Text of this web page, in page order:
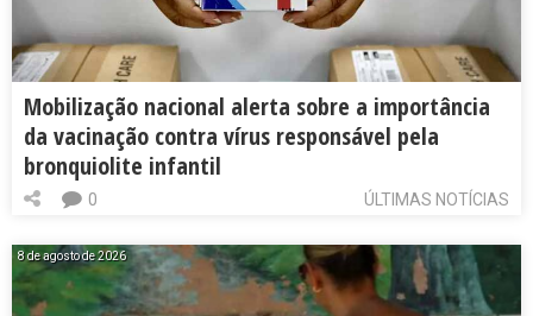
Mobilização nacional alerta sobre a importância
da vacinação contra vírus responsável pela
bronquiolite infantil
ÚLTIMAS NOTÍCIAS
0
8 de agosto de 2026